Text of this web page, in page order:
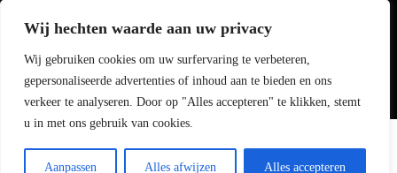
Wij hechten waarde aan uw privacy
Wij gebruiken cookies om uw surfervaring te verbeteren,
gepersonaliseerde advertenties of inhoud aan te bieden en ons
verkeer te analyseren. Door op "Alles accepteren" te klikken, stemt
u in met ons gebruik van cookies.
Aanpassen Alles afwijzen Alles accepteren
Copyright 2026 Haarsoires